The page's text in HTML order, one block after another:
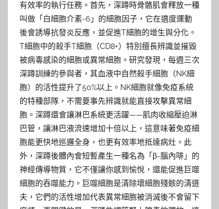
有效率的執行任務。首先，深蹲時骨骼肌會釋放一種
叫做「白細胞介素-6」的細胞因子，它在適度運動
後會誘導抗發炎反應，並促進T細胞的增生與分化。
T細胞中的殺手T細胞（CD8+）特別擅長辨識並摧毀
被病毒感染的細胞或異常細胞。研究發現，每週三次
深蹲訓練的參與者，其血液中自然殺手細胞（NK細
胞）的活性提升了50%以上。NK細胞就像免疫系統
的特種部隊，不需要事先辨識就能直接攻擊異常細
胞。深蹲還會讓淋巴系統更活躍——肌肉收縮壓迫淋
巴管，讓淋巴液流速增加十倍以上，這意味著免疫細
胞能更快地巡邏全身，也更有效率地抵達病灶。此
外，深蹲後體內會短暫產生一種名為「β-腦內啡」的
神經傳導物質，它不僅讓你感到愉悅，還能促進巨噬
細胞的吞噬能力。巨噬細胞是清除壞細胞殘骸的清道
夫，它們的活性增加代表異常細胞被消滅後不會留下